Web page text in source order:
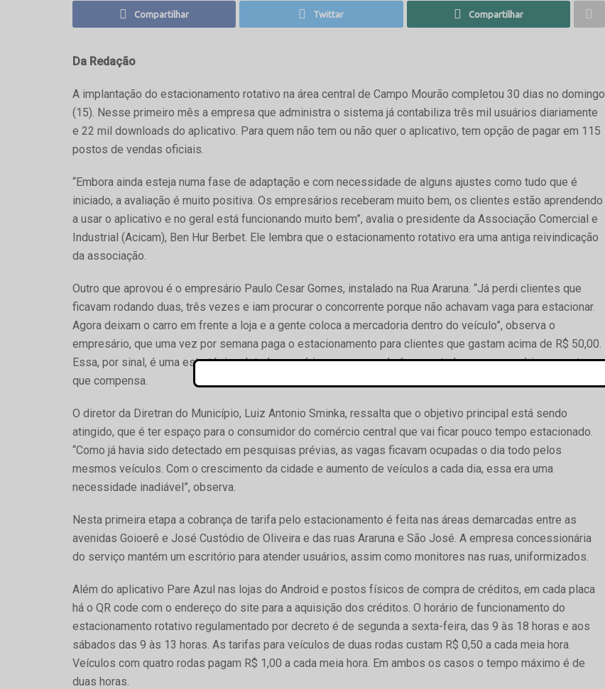
Compartilhar Twittar Compartilhar
Da Redação
A implantação do estacionamento rotativo na área central de Campo Mourão completou 30 dias no domingo
(15). Nesse primeiro mês a empresa que administra o sistema já contabiliza três mil usuários diariamente
e 22 mil downloads do aplicativo. Para quem não tem ou não quer o aplicativo, tem opção de pagar em 115
postos de vendas oficiais.
“Embora ainda esteja numa fase de adaptação e com necessidade de alguns ajustes como tudo que é
iniciado, a avaliação é muito positiva. Os empresários receberam muito bem, os clientes estão aprendendo
a usar o aplicativo e no geral está funcionando muito bem”, avalia o presidente da Associação Comercial e
Industrial (Acicam), Ben Hur Berbet. Ele lembra que o estacionamento rotativo era uma antiga reivindicação
da associação.
Outro que aprovou é o empresário Paulo Cesar Gomes, instalado na Rua Araruna. “Já perdi clientes que
ficavam rodando duas, três vezes e iam procurar o concorrente porque não achavam vaga para estacionar.
Agora deixam o carro em frente a loja e a gente coloca a mercadoria dentro do veículo”, observa o
empresário, que uma vez por semana paga o estacionamento para clientes que gastam acima de R$ 50,00.
Essa, por sinal, é uma estratégia adotada por várias empresas da área central e os empresários garantem
que compensa.
O diretor da Diretran do Município, Luiz Antonio Sminka, ressalta que o objetivo principal está sendo
atingido, que é ter espaço para o consumidor do comércio central que vai ficar pouco tempo estacionado.
“Como já havia sido detectado em pesquisas prévias, as vagas ficavam ocupadas o dia todo pelos
mesmos veículos. Com o crescimento da cidade e aumento de veículos a cada dia, essa era uma
necessidade inadiável”, observa.
Nesta primeira etapa a cobrança de tarifa pelo estacionamento é feita nas áreas demarcadas entre as
avenidas Goioerê e José Custódio de Oliveira e das ruas Araruna e São José. A empresa concessionária
do serviço mantém um escritório para atender usuários, assim como monitores nas ruas, uniformizados.
Além do aplicativo Pare Azul nas lojas do Android e postos físicos de compra de créditos, em cada placa
há o QR code com o endereço do site para a aquisição dos créditos. O horário de funcionamento do
estacionamento rotativo regulamentado por decreto é de segunda a sexta-feira, das 9 às 18 horas e aos
sábados das 9 às 13 horas. As tarifas para veículos de duas rodas custam R$ 0,50 a cada meia hora.
Veículos com quatro rodas pagam R$ 1,00 a cada meia hora. Em ambos os casos o tempo máximo é de
duas horas.